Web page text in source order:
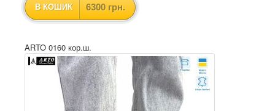
В КОШИК 6300 грн.
ARTO 0160 кор.ш.